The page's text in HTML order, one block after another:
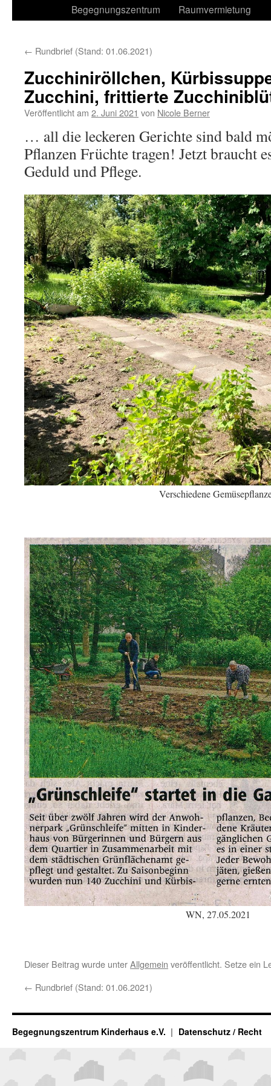
Begegnungszentrum
Raumvermietung
← Rundbrief (Stand: 01.06.2021)
Zucchiniröllchen,
Zucchini, frittierte
Veröffentlicht am 2. Juni 2021 von Nicole Berner
… all die leckeren Gerichte sind bald
Pflanzen Früchte tragen! Jetzt braucht
Geduld und Pflege.
Verschiedene
WN, 27.05.2021
Dieser Beitrag wurde unterAllgemein veröffentlicht. Setze ein
← Rundbrief (Stand: 01.06.2021)
Begegnungszentrum Kinderhaus e.V. Datenschutz / Recht